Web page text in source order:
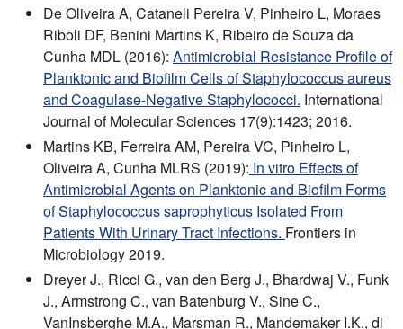
De Oliveira A, Cataneli Pereira V, Pinheiro L, Moraes
Riboli DF, Benini Martins K, Ribeiro de Souza da
Cunha MDL (2016): Antimicrobial Resistance Profile of
Planktonic and Biofilm Cells of Staphylococcus aureus
and Coagulase-Negative Staphylococci. International
Journal of Molecular Sciences 17(9):1423; 2016.
Martins KB, Ferreira AM, Pereira VC, Pinheiro L,
Oliveira A, Cunha MLRS (2019): In vitro Effects of
Antimicrobial Agents on Planktonic and Biofilm Forms
of Staphylococcus saprophyticus Isolated From
Patients With Urinary Tract Infections. Frontiers in
Microbiology 2019.
Dreyer J., Ricci G., van den Berg J., Bhardwaj V., Funk
J., Armstrong C., van Batenburg V., Sine C.,
VanInsberghe M.A., Marsman R., Mandemaker I.K., di